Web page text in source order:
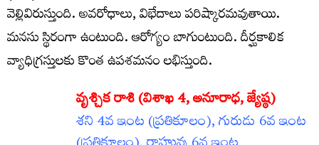
వెల్లివిరుస్తుంది. అవరోధాలు, విభేదాలు పరిష్కారమవుతాయి.
మనసు స్థిరంగా ఉంటుంది. ఆరోగ్యం బాగుంటుంది. దీర్ఘకాలిక
వ్యాధిగ్రస్తులకు కొంత ఉపశమనం లభిస్తుంది.
వృశ్చిక రాశి (విశాఖ 4, అనూరాధ, జ్యేష్ఠ)
శని 4వ ఇంట (ప్రతికూలం), గురుడు 6వ ఇంట